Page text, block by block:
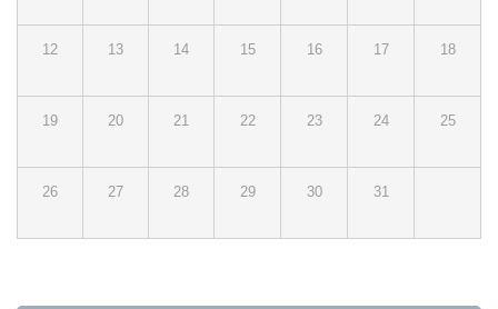
12 13 14 15 16 17 18
19 20 21 22 23 24 25
26 27 28 29 30 31